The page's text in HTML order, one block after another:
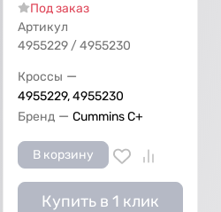
Под заказ
Артикул
4955229 / 4955230
Кроссы —
4955229, 4955230
Бренд — Cummins C+
В корзину
Купить в 1 клик